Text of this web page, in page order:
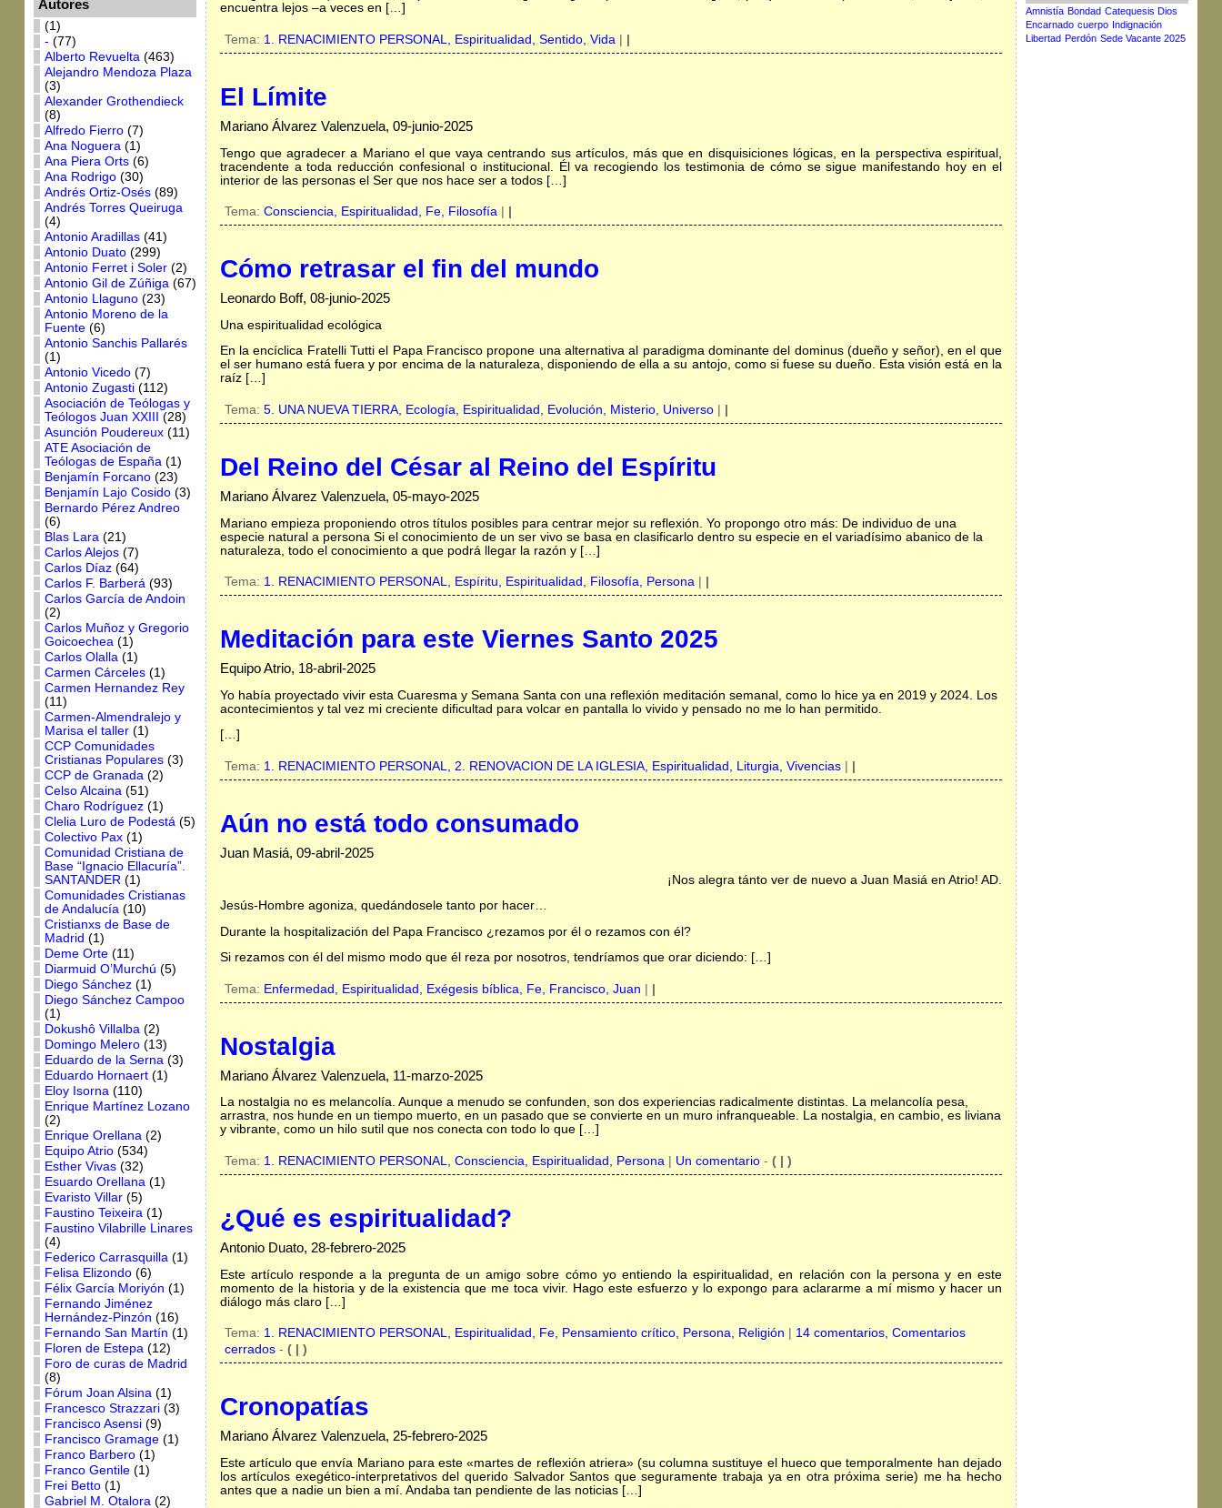
Autores
(1)
- (77)
Alberto Revuelta(463)
Alejandro Mendoza Plaza
(3)
Alexander Grothendieck
(8)
Alfredo Fierro(7)
Ana Noguera(1)
Ana Piera Orts(6)
Ana Rodrigo(30)
Andrés Ortiz-Osés(89)
Andrés Torres Queiruga
(4)
Antonio Aradillas(41)
Antonio Duato(299)
Antonio Ferret i Soler(2)
Antonio Gil de Zúñiga(67)
Antonio Llaguno(23)
Antonio Moreno de la
Fuente(6)
Antonio Sanchis Pallarés
(1)
Antonio Vicedo(7)
Antonio Zugasti(112)
Asociación de Teólogas y
Teólogos Juan XXIII
(28)
Asunción Poudereux(11)
ATE Asociación de
Teólogas de España(1)
Benjamín Forcano(23)
Benjamín Lajo Cosido(3)
Bernardo Pérez Andreo
(6)
Blas Lara(21)
Carlos Alejos(7)
Carlos Díaz(64)
Carlos F. Barberá(93)
Carlos García de Andoin
(2)
Carlos Muñoz y Gregorio
Goicoechea(1)
Carlos Olalla(1)
Carmen Cárceles(1)
Carmen Hernandez Rey
(11)
Carmen-Almendralejo y
Marisa el taller(1)
CCP Comunidades
Cristianas Populares(3)
CCP de Granada(2)
Celso Alcaina(51)
Charo Rodríguez(1)
Clelia Luro de Podestá(5)
Colectivo Pax(1)
Comunidad Cristiana de
Base “Ignacio Ellacuría”.
SANTANDER(1)
Comunidades Cristianas
de Andalucía(10)
Cristianxs de Base de
Madrid (1)
Deme Orte(11)
Diarmuid O’Murchú (5)
Diego Sánchez(1)
Diego Sánchez Campoo
(1)
Dokushô Villalba(2)
Domingo Melero(13)
Eduardo de la Serna(3)
Eduardo Hornaert(1)
Eloy Isorna(110)
Enrique Martínez Lozano
(2)
Enrique Orellana(2)
Equipo Atrio(534)
Esther Vivas(32)
Esuardo Orellana(1)
Evaristo Villar(5)
Faustino Teixeira(1)
Faustino Vilabrille Linares
(4)
Federico Carrasquilla(1)
Felisa Elizondo(6)
Félix García Moriyón (1)
Fernando Jiménez
Hernández-Pinzón (16)
Fernando San Martín (1)
Floren de Estepa(12)
Foro de curas de Madrid
(8)
Fórum Joan Alsina(1)
Francesco Strazzari(3)
Francisco Asensi(9)
Francisco Gramage(1)
Franco Barbero(1)
Franco Gentile(1)
Frei Betto(1)
Gabriel M. Otalora(2)
encuentra lejos –a veces en […]
Tema: 1. RENACIMIENTO PERSONAL, Espiritualidad, Sentido, Vida
El Límite
Mariano Álvarez Valenzuela, 09-junio-2025
Tengo que agradecer a Mariano el que vaya centrando sus artículos, más que en disquisiciones lógicas, en la perspectiva espiritual,
tracendente a toda reducción confesional o institucional. Él va recogiendo los testimonia de cómo se sigue manifestando hoy en el
interior de las personas el Ser que nos hace ser a todos […]
Tema: Consciencia, Espiritualidad, Fe, Filosofía|
Cómo retrasar el fin del mundo
Leonardo Boff, 08-junio-2025
Una espiritualidad ecológica
En la encíclica Fratelli Tutti el Papa Francisco propone una alternativa al paradigma dominante del dominus (dueño y señor), en el que
el ser humano está fuera y por encima de la naturaleza, disponiendo de ella a su antojo, como si fuese su dueño. Esta visión está en la
raíz […]
Tema: 5. UNA NUEVA TIERRA, Ecología, Espiritualidad, Evolución, Misterio, Universo|
Del Reino del César al Reino del Espíritu
Mariano Álvarez Valenzuela, 05-mayo-2025
Mariano empieza proponiendo otros títulos posibles para centrar mejor su reflexión. Yo propongo otro más: De individuo de una
especie natural a persona Si el conocimiento de un ser vivo se basa en clasificarlo dentro su especie en el variadísimo abanico de la
naturaleza, todo el conocimiento a que podrá llegar la razón y […]
Tema: 1. RENACIMIENTO PERSONAL, Espíritu, Espiritualidad, Filosofía, Persona|
Meditación para este Viernes Santo 2025
Equipo Atrio, 18-abril-2025
Yo había proyectado vivir esta Cuaresma y Semana Santa con una reflexión meditación semanal, como lo hice ya en 2019 y 2024. Los
acontecimientos y tal vez mi creciente dificultad para volcar en pantalla lo vivido y pensado no me lo han permitido.
[…]
Tema: 1. RENACIMIENTO PERSONAL, 2. RENOVACION DE LA IGLESIA, Espiritualidad, Liturgia, Vivencias|
Aún no está todo consumado
Juan Masiá, 09-abril-2025
¡Nos alegra tánto ver de nuevo a Juan Masiá en Atrio! AD.
Jesús-Hombre agoniza, quedándosele tanto por hacer…
Durante la hospitalización del Papa Francisco ¿rezamos por él o rezamos con él?
Si rezamos con él del mismo modo que él reza por nosotros, tendríamos que orar diciendo: […]
Tema: Enfermedad, Espiritualidad, Exégesis bíblica, Fe, Francisco, Juan
Nostalgia
Mariano Álvarez Valenzuela, 11-marzo-2025
La nostalgia no es melancolía. Aunque a menudo se confunden, son dos experiencias radicalmente distintas. La melancolía pesa,
arrastra, nos hunde en un tiempo muerto, en un pasado que se convierte en un muro infranqueable. La nostalgia, en cambio, es liviana
y vibrante, como un hilo sutil que nos conecta con todo lo que […]
Tema: 1. RENACIMIENTO PERSONAL, Consciencia, Espiritualidad, Persona| Un comentario- ( | )
¿Qué es espiritualidad?
Antonio Duato, 28-febrero-2025
Este artículo responde a la pregunta de un amigo sobre cómo yo entiendo la espiritualidad, en relación con la persona y en este
momento de la historia y de la existencia que me toca vivir. Hago este esfuerzo y lo expongo para aclararme a mí mismo y hacer un
diálogo más claro […]
Tema: 1. RENACIMIENTO PERSONAL, Espiritualidad, Fe, Pensamiento crítico, Persona, Religión
14 comentarios, Comentarios
cerrados- ( | )
Cronopatías
Mariano Álvarez Valenzuela, 25-febrero-2025
Este artículo que envía Mariano para este «martes de reflexión atriera» (su columna sustituye el hueco que temporalmente han dejado
los artículos exegético-interpretativos del querido Salvador Santos que seguramente trabaja ya en otra próxima serie) me ha hecho
antes que a nadie un bien a mí. Andaba tan pendiente de las noticias […]
Amnistía Bondad Catequesis Dios
Encarnado cuerpo Indignación
Libertad Perdón Sede Vacante 2025